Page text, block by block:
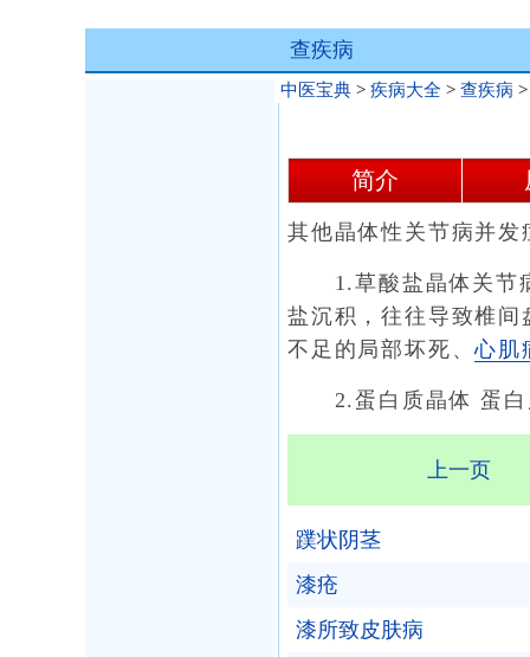
查疾病
中医宝典 > 疾病大全 > 查疾病
简介
其他晶体性关节病并
1.草酸盐晶体关节病
盐沉积，往往导致椎
不足的局部坏死、心肌
2.蛋白质晶体 蛋白
上一页
蹼状阴茎
漆疮
漆所致皮肤病